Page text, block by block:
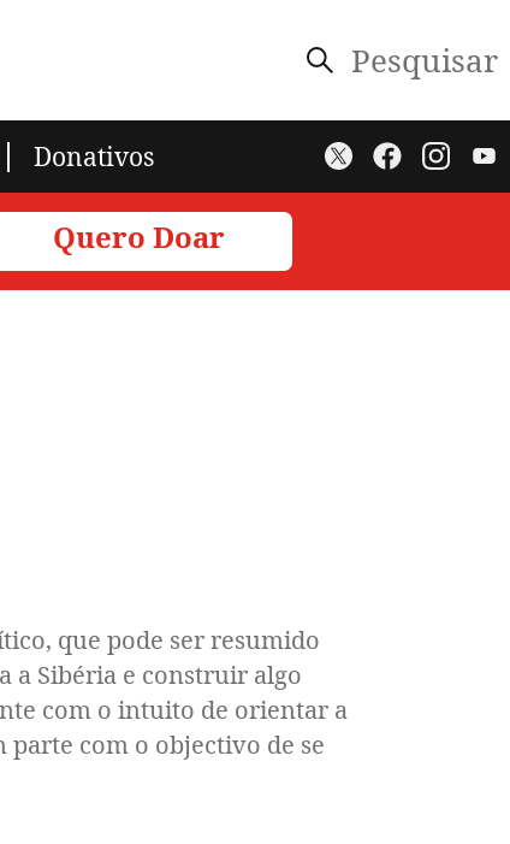
Pesquisar
Donativos
Quero Doar
que pode ser resumido
a Sibéria e construir algo
com o intuito de orientar a
parte com o objectivo de se